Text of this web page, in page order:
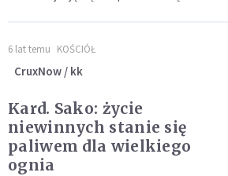
6 lat temu KOŚCIÓŁ
CruxNow / kk
Kard. Sako: życie
niewinnych stanie się
paliwem dla wielkiego
ognia